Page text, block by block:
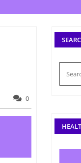
0